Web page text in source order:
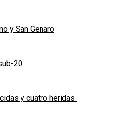
y San Genaro
20
y cuatro heridas